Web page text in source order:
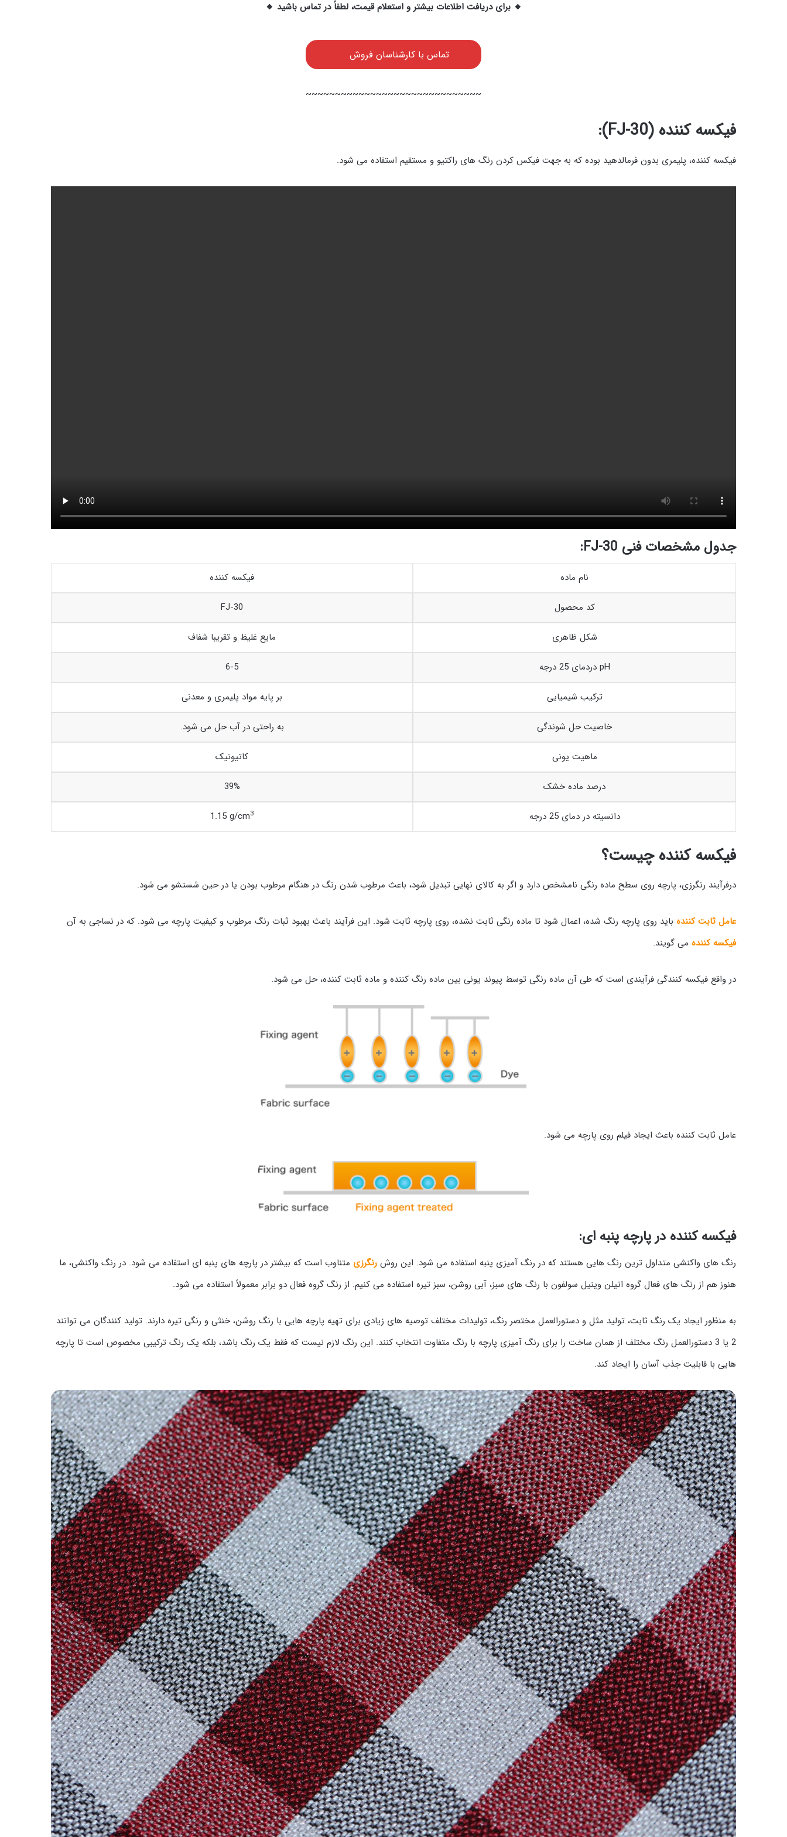
🔸 برای دریافت اطلاعات بیشتر و استعلام قیمت، لطفاً در تماس باشید 🔸
تماس با کارشناسان فروش
~~~~~~~~~~~~~~~~~~~~~~~~~~~~~~
فیکسه کننده (FJ-30
):
فیکسه‌ کننده، پلیمری بدون فرمالدهید بوده که به جهت فیکس کردن رنگ های راکتیو و مستقیم استفاده می شود.
جدول مشخصات فنی FJ-30
:
نام ماده فیکسه‌ کننده
کد محصول FJ-30
شکل ظاهری مایع غلیظ و تقریبا شفاف
pH دردمای 25 درجه 6-5
ترکیب شیمیایی بر پایه مواد پلیمری و معدنی
خاصیت حل شوندگی به راحتی در آب حل می شود.
ماهیت یونی کاتیونیک
درصد ماده خشک 39%
دانسیته در دمای 25 درجه 1.15 g/cm3
فیکسه‌ کننده چیست؟
درفرآیند رنگرزی، پارچه روی سطح ماده رنگی نامشخص دارد و اگر به کالای نهایی تبدیل شود، باعث مرطوب شدن رنگ در هنگام مرطوب بودن یا در حین شستشو می شود.
عامل ثابت کننده باید روی پارچه رنگ شده، اعمال شود تا ماده رنگی ثابت نشده، روی پارچه ثابت شود. این فرآیند باعث بهبود ثبات رنگ مرطوب و کیفیت پارچه می شود. که در نساجی به آن
فیکسه کننده می گویند.
در واقع فیکسه کنندگی فرآیندی است که طی آن ماده رنگی توسط پیوند یونی بین ماده رنگ کننده و ماده ثابت کننده، حل می شود.
عامل ثابت کننده باعث ایجاد فیلم روی پارچه می شود.
فیکسه‌ کننده در پارچه پنبه ای:
رنگ های واکنشی متداول ترین رنگ هایی هستند که در رنگ آمیزی پنبه استفاده می شود. این روش رنگرزی متناوب است که بیشتر در پارچه های پنبه ای استفاده می شود. در رنگ واکنشی، ما
هنوز هم از رنگ های فعال گروه اتیلن وینیل سولفون با رنگ های سبز، آبی روشن، سبز تیره استفاده می کنیم. از رنگ گروه فعال دو برابر معمولاً استفاده می شود.
به منظور ایجاد یک رنگ ثابت، تولید مثل و دستورالعمل مختصر رنگ، تولیدات مختلف توصیه های زیادی برای تهیه پارچه هایی با رنگ روشن، خنثی و رنگی تیره دارند. تولید کنندگان می توانند
2 یا 3 دستورالعمل رنگ مختلف از همان ساخت را برای رنگ آمیزی پارچه با رنگ متفاوت انتخاب کنند. این رنگ لازم نیست که فقط یک رنگ باشد، بلکه یک رنگ ترکیبی مخصوص است تا پارچه
هایی با قابلیت جذب آسان را ایجاد کند.